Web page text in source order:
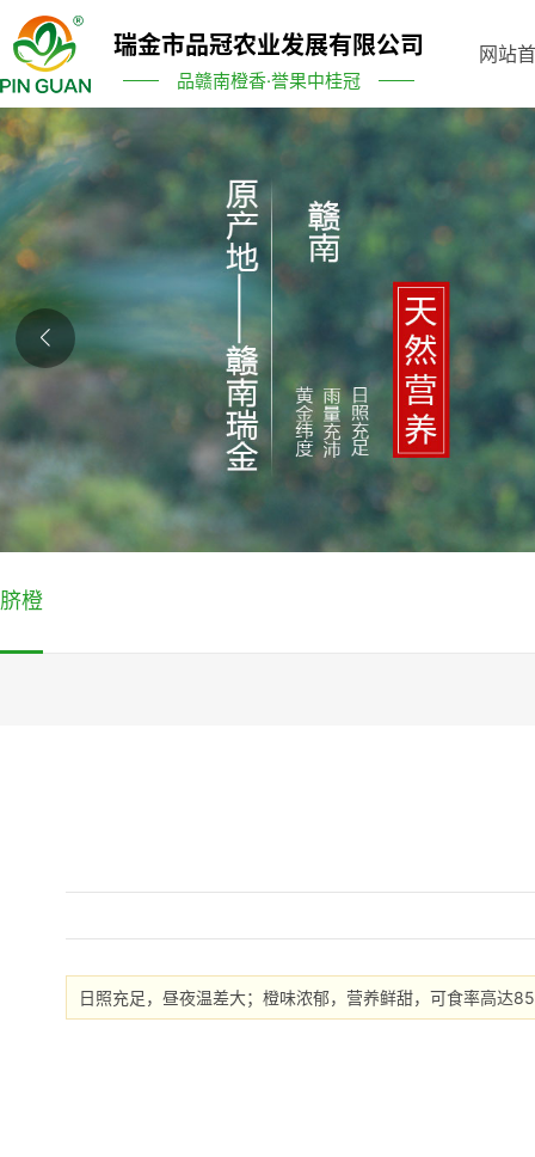
瑞金市品冠农业发展有限公司
品赣南橙香·誉果中桂冠
网站
脐橙
日照充足，昼夜温差大；橙味浓郁，营养鲜甜，可食率高达